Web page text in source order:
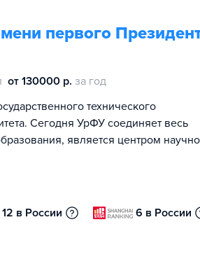
первого
от 130000 р. за год
технического
Сегодня УрФУ соединяет весь
является центром
12 в России 6 в России